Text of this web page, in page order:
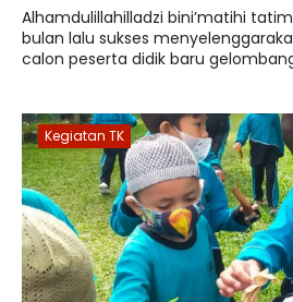
Alhamdulillahilladzi bini’matihi
bulan lalu sukses
calon peserta didik baru
Kegiatan TK